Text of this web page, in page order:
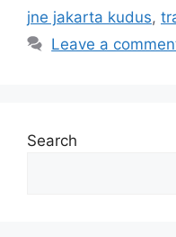
jne jakarta kudus,
Leave a
Search